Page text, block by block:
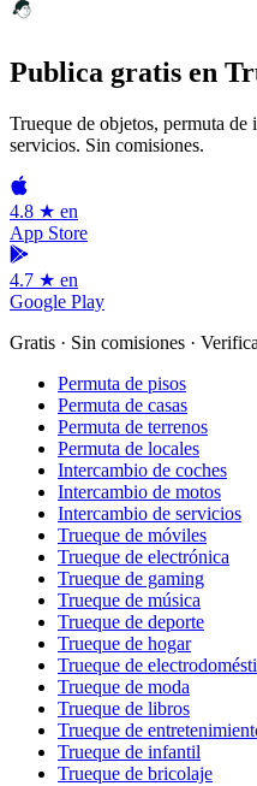
Publica gratis en
Trueque de objetos, permuta de
servicios. Sin comisiones.
4.8 ★ en
App Store
4.7 ★ en
Google Play
Gratis · Sin comisiones ·
Permuta de pisos
Permuta de casas
Permuta de terrenos
Permuta de locales
Intercambio de coches
Intercambio de motos
Intercambio de servicios
Trueque de móviles
Trueque de electrónica
Trueque de gaming
Trueque de música
Trueque de deporte
Trueque de hogar
Trueque de
Trueque de moda
Trueque de libros
Trueque de
Trueque de infantil
Trueque de bricolaje